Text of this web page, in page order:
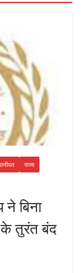
राज्य
ने बिना
के तुरंत बंद